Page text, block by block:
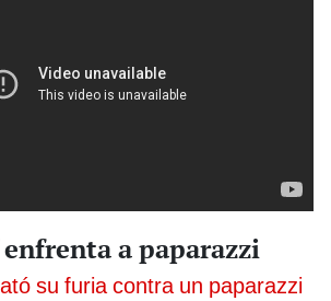
a paparazzi
su furia contra un paparazzi